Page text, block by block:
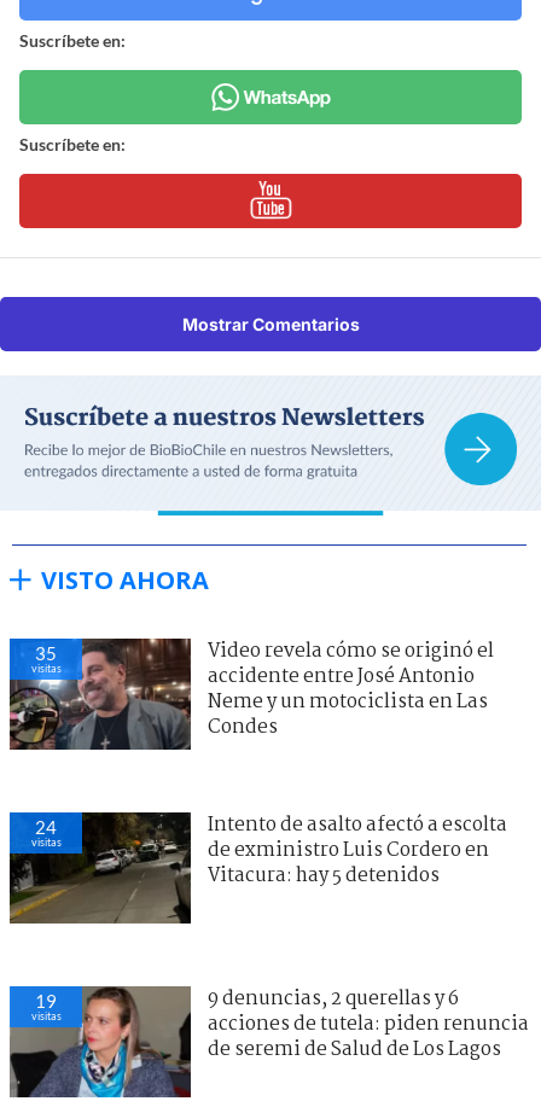
Suscríbete en:
Suscríbete en:
Mostrar Comentarios
VISTO AHORA
35
visitas
Video revela cómo se originó el
accidente entre José Antonio
Neme y un motociclista en Las
Condes
24
visitas
Intento de asalto afectó a escolta
de exministro Luis Cordero en
Vitacura: hay 5 detenidos
19
visitas
9 denuncias, 2 querellas y 6
acciones de tutela: piden renuncia
de seremi de Salud de Los Lagos